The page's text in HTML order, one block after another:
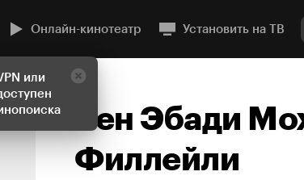
или
Онлайн-кинотеатр Установить на ТВ
Бен Эбади
Филлейли